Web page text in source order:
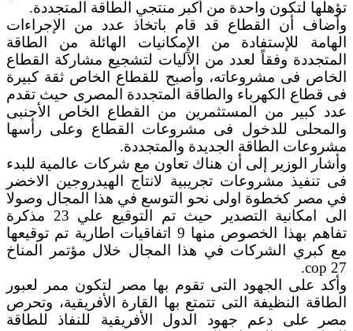
تؤهلها لتكون واحدة من أكبر منتجي الطاقة المتجددة.
وأضاف أن القطاع قد قام باتخاذ عدد من الإجراءات
الهامة للإستفادة من الإمكانيات الهائلة من الطاقة
المتجددة وفقاً لعدد من الآليات لتشجيع مشاركة القطاع
الخاص فى مشروعاته، وأصبح للقطاع الخاص ثقة كبيرة
فى قطاع الكهرباء والطاقة المتجددة المصرى حيث تقدم
عدد كبير من المستثمرين من القطاع الخاص الأجنبى
والمحلى للدخول فى مشروعات القطاع وعلى رأسها
مشروعات الطاقة الجديدة والمتجددة.
وأشار الوزير إلى أن هناك تعاون مع شركات عالمية للبدء
فى تنفيذ مشروعات تجريبية لانتاج الهيدروجين الاخضر
في مصر كخطوة اولى نحو التوسع في هذا المجال وصولا
الى امكانية التصدير حيث تم التوقيع علي 23 مذكرة
تفاهم بهذا الخصوص منها 9 اتفاقيات اطارية تم توقيعها
مع كبري الشركات في هذا المجال خلال مؤتمر المناخ
cop 27.
وأكد على الجهود التى تقوم بها مصر لتكون ممر لعبور
الطاقة النظيفة التى تتمتع بها القارة الأفريقية، وتحرص
مصر على دعم جهود الدول الأفريقية للنفاذ للطاقة